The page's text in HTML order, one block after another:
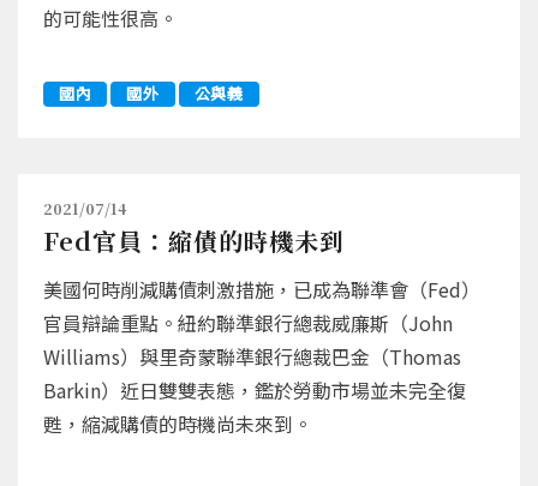
的可能性很高。
國內 國外 公與義
2021/07/14
Fed官員：縮債的時機未到
美國何時削減購債刺激措施，已成為聯準會（Fed）
官員辯論重點。紐約聯準銀行總裁威廉斯（John
Williams）與里奇蒙聯準銀行總裁巴金（Thomas
Barkin）近日雙雙表態，鑑於勞動市場並未完全復
甦，縮減購債的時機尚未來到。